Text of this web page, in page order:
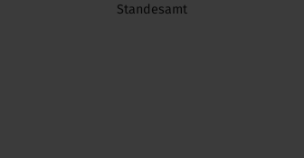
Standesamt